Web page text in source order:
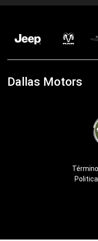
Dallas Motors